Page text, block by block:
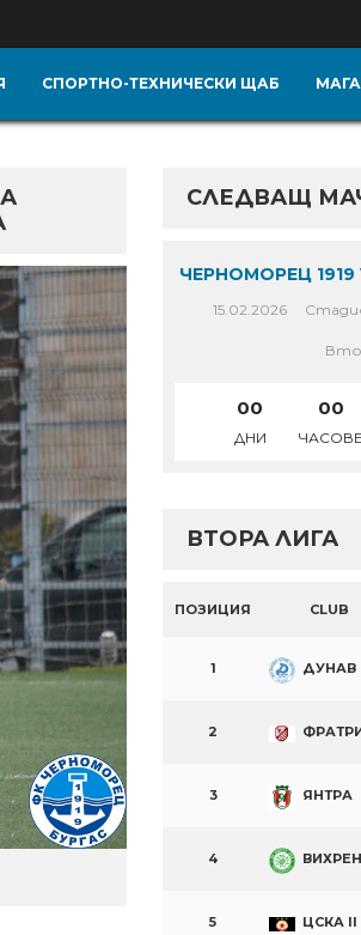
СПОРТНО-ТЕХНИЧЕСКИ ЩАБ
СЛЕДВАЩ
ЧЕРНОМОРЕЦ
15.02.2026
00
ДНИ
00
ЧАСОВЕ
ВТОРА ЛИГА
ПОЗИЦИЯ CLUB
1 ДУНАВ
2
3 ЯНТРА
4 ВИХРЕН
5 ЦСКА II